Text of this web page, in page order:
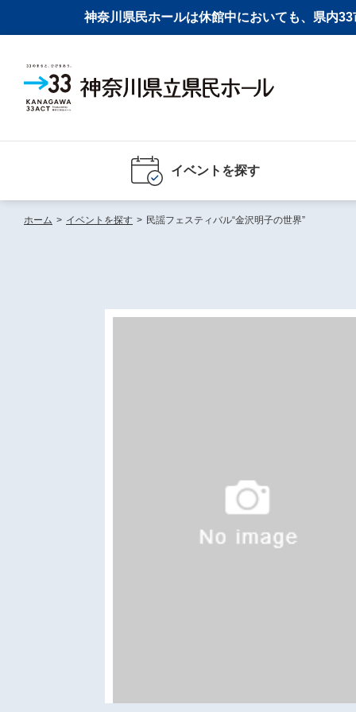
神奈川県民ホールは休館中においても、県内
イベントを探す
ホーム > イベントを探す > 民謡フェスティバル“金沢明子の世界”